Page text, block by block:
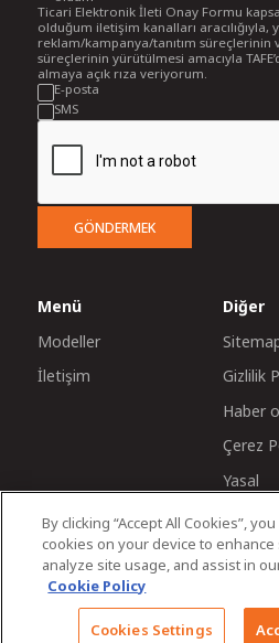
Ticari Elektronik İleti Onay Formu
olduğum iletişim kanalları aracılığıyla,
reklam/kampanya/tanıtım
süreçlerinin yürütülmesi amacıyla
almaya açık rıza veriyorum.
E-posta
SMS
GÖNDERMEK
Menü
Modeller
İletişim
Diğer
Gizlilik
Haber
Çerez
Yasal
by TAFE Corporate
By clicking “Accept All Cookies”,
cookies on your device to
analyze site usage, and assist in
Cookie Policy
Cookies Settings